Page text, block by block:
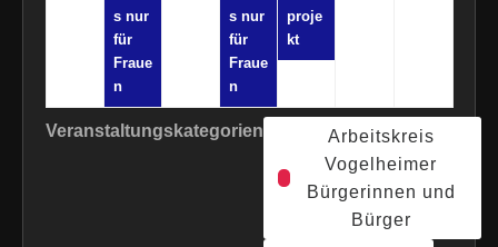
s nur
für
Fraue
n
s nur
für
Fraue
n
proje
kt
Veranstaltungskategorien
Arbeitskreis
Vogelheimer
Bürgerinnen und
Bürger